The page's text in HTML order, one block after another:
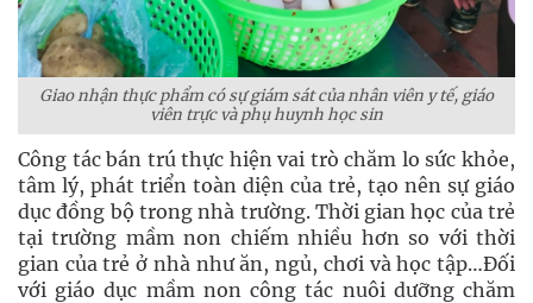
Giao nhận thực phẩm có sự giám sát của nhân viên y tế, giáo
viên trực và phụ huynh học sin
Công tác bán trú thực hiện vai trò chăm lo sức khỏe,
tâm lý, phát triển toàn diện của trẻ, tạo nên sự giáo
dục đồng bộ trong nhà trường. Thời gian học của trẻ
tại trường mầm non chiếm nhiều hơn so với thời
gian của trẻ ở nhà như ăn, ngủ, chơi và học tập…Đối
với giáo dục mầm non công tác nuôi dưỡng chăm